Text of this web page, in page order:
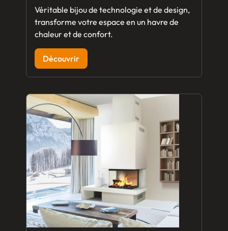
Véritable bijou de technologie et de design,
transforme votre espace en un havre de
chaleur et de confort.
Découvrir